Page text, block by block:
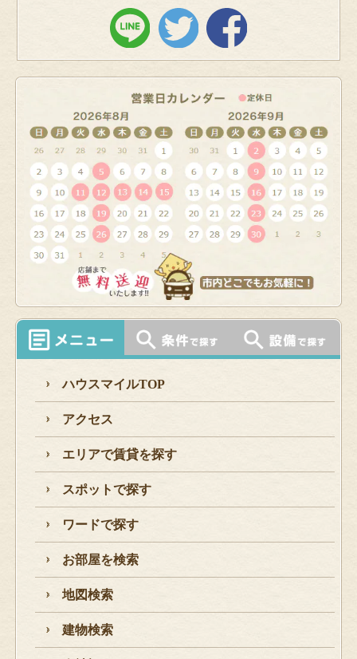
ハウスマイルTOP
アクセス
エリアで賃貸を探す
スポットで探す
ワードで探す
お部屋を検索
地図検索
建物検索